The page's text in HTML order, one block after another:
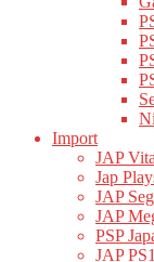
Import
JAP Vita
Jap
JAP
JAP
PSP
JAP PS1